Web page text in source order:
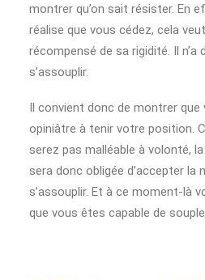
montrer qu’on sait résister. En
réalise que vous cédez, cela
récompensé de sa rigidité. Il n’a
s’assouplir.
Il convient donc de montrer
opiniâtre à tenir votre position.
serez pas malléable à volonté,
sera donc obligée d’accepter la
s’assouplir. Et à ce moment-là
que vous êtes capable de